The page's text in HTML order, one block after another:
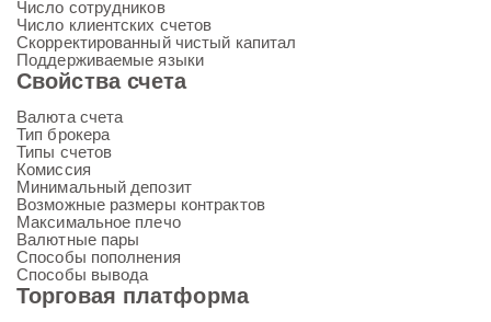
Число сотрудников
Число клиентских счетов
Скорректированный чистый капитал
Поддерживаемые языки
Свойства счета
Валюта счета
Тип брокера
Типы счетов
Комиссия
Минимальный депозит
Возможные размеры контрактов
Максимальное плечо
Валютные пары
Способы пополнения
Способы вывода
Торговая платформа